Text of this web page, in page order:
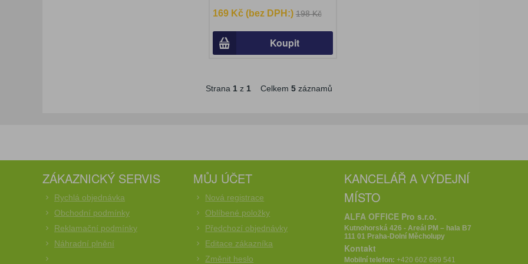
169 Kč (bez DPH:) 198 Kč
Koupit
Strana 1z 1Celkem 5záznamů
ZÁKAZNICKÝ SERVIS
Rychlá objednávka
Obchodní podmínky
Reklamační podmínky
Náhradní plnění
MŮJ ÚČET
Nová registrace
Oblíbené položky
Předchozí objednávky
Editace zákazníka
Změnit heslo
KANCELÁŘ A VÝDEJNÍ
MÍSTO
ALFA OFFICE Pro s.r.o.
Kutnohorská 426 - Areál PM – hala B7
111 01 Praha-Dolní Měcholupy
Kontakt
Mobilní telefon:+420 602 689 541